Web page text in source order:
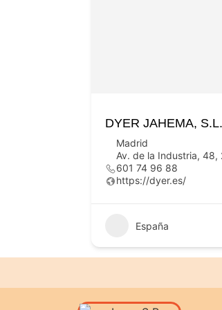
DYER JAHEMA,
Madrid
Av. de la Industria,
601 74 96 88
https://dyer.es/
España